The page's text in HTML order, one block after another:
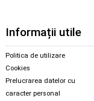
Informații utile
Politica de utilizare
Cookies
Prelucrarea datelor cu
caracter personal